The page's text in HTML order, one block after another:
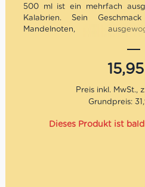
500 ml ist ein mehrfach
Kalabrien. Sein
Mandelnoten,
vorherrschenden Süße.
eignet sich dieses Olivenöl
Fisch, lecker auch zu
Bio-Olivenöl bringt den
mediterranichen Küche
landwirtschaftliche
sich in der bezauberten
zwischen dem Ionischen
15,95
Grundpreis:
Dieses Produkt ist